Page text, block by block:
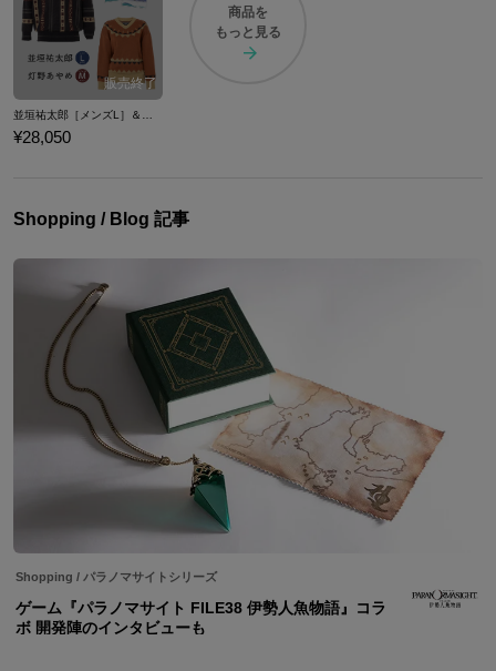
¥28,050
商品を
もっと見る
Shopping / Blog 記事
Shopping / パラノマサイトシリーズ
ゲーム『パラノマサイト FILE38 伊勢人魚物語』コラ
ボ 開発陣のインタビューも